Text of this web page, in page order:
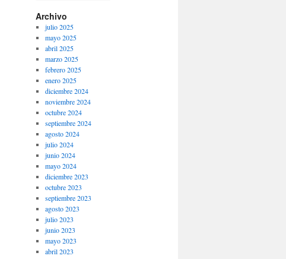
Archivo
julio 2025
mayo 2025
abril 2025
marzo 2025
febrero 2025
enero 2025
diciembre 2024
noviembre 2024
octubre 2024
septiembre 2024
agosto 2024
julio 2024
junio 2024
mayo 2024
diciembre 2023
octubre 2023
septiembre 2023
agosto 2023
julio 2023
junio 2023
mayo 2023
abril 2023